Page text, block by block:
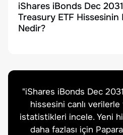
iShares iBonds Dec
Treasury ETF Hissesinin
Nedir?
"iShares iBonds Dec
hissesini canlı
istatistikleri incele. Yeni
daha fazlası için